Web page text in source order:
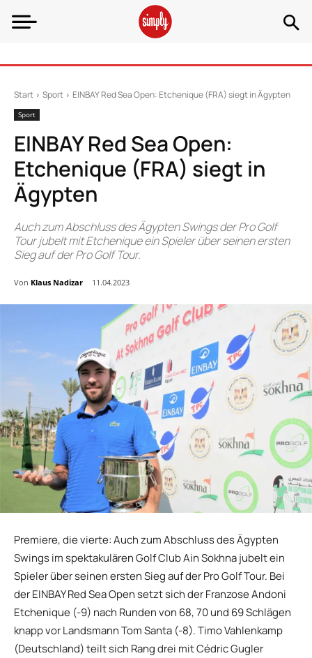
Start Sport EINBAY Red Sea Open: Etchenique (FRA) siegt in Ägypten
Sport
EINBAY Red Sea Open:
Etchenique (FRA) siegt in
Ägypten
Auch zum Abschluss des Ägypten Swings der Pro Golf
Tour jubelt mit Etchenique ein Spieler über seinen ersten
Sieg auf der Pro Golf Tour.
Von Klaus Nadizar 11.04.2023
Premiere, die vierte: Auch zum Abschluss des Ägypten
Swings im spektakulären Golf Club Ain Sokhna jubelt ein
Spieler über seinen ersten Sieg auf der Pro Golf Tour. Bei
der EINBAY Red Sea Open setzt sich der Franzose Andoni
Etchenique (-9) nach Runden von 68, 70 und 69 Schlägen
knapp vor Landsmann Tom Santa (-8). Timo Vahlenkamp
(Deutschland) teilt sich Rang drei mit Cédric Gugler